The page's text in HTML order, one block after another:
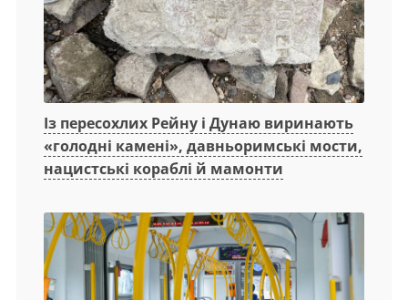
Із пересохлих Рейну і Дунаю виринають
«голодні камені», давньоримські мости,
нацистські кораблі й мамонти